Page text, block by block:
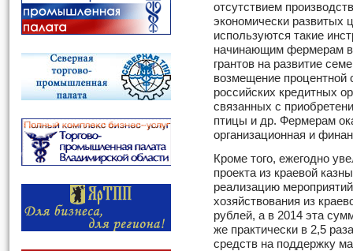
отсутствием
экономически развитых
используются такие
начинающим фермерам в
грантов на развитие
возмещение процентной
российских кредитных
связанных с
птицы и др. Фермерам
организационная и
Кроме того, ежегодно
проекта из краевой
реализацию
хозяйствования из
рублей, а в 2014 эта
же практически в 2,5
средств на поддержку